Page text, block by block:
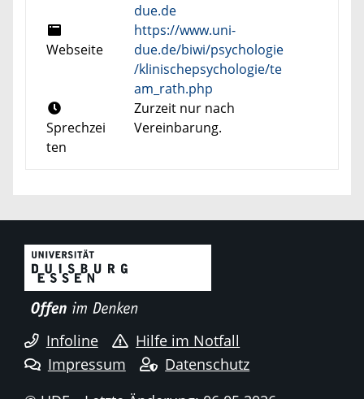
due.de
Webseite
https://www.uni-
due.de/biwi/psychologie
/klinischepsychologie/te
am_rath.php
Sprechzei
ten
Zurzeit nur nach
Vereinbarung.
Infoline
Hilfe im Notfall
Impressum
Datenschutz